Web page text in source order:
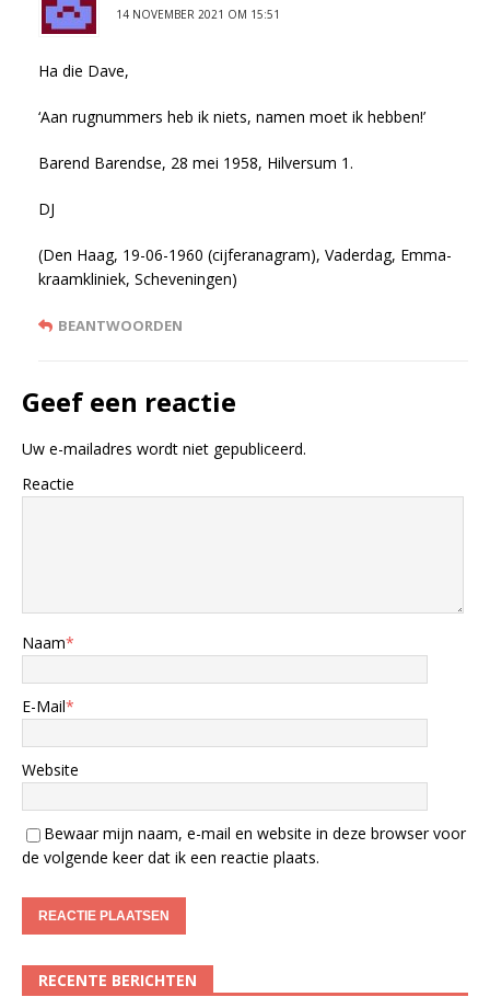
14 NOVEMBER 2021 OM 15:51
Ha die Dave,
‘Aan rugnummers heb ik niets, namen moet ik hebben!’
Barend Barendse, 28 mei 1958, Hilversum 1.
DJ
(Den Haag, 19-06-1960 (cijferanagram), Vaderdag, Emma-
kraamkliniek, Scheveningen)
BEANTWOORDEN
Geef een reactie
Uw e-mailadres wordt niet gepubliceerd.
Reactie
Naam*
E-Mail*
Website
Bewaar mijn naam, e-mail en website in deze browser voor
de volgende keer dat ik een reactie plaats.
RECENTE BERICHTEN